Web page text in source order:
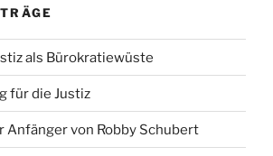
als Bürokratiewüste
für die Justiz
Anfänger von Robby Schubert